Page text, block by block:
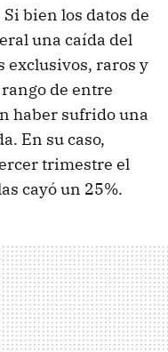
Si bien los datos de
una caída del
exclusivos, raros y
de entre
haber sufrido una
En su caso,
trimestre el
cayó un 25%.